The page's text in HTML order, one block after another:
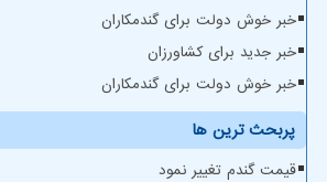
خبر خوش دولت برای گندمکاران
خبر جدید برای کشاورزان
خبر خوش دولت برای گندمکاران
پربحث ترین ها
قیمت گندم تغییر نمود